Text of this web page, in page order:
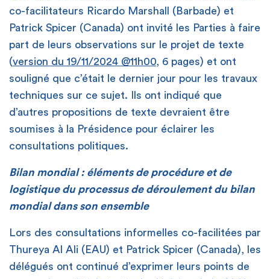
co-facilitateurs Ricardo Marshall (Barbade) et
Patrick Spicer (Canada) ont invité les Parties à faire
part de leurs observations sur le projet de texte
(version du 19/11/2024 @11h00 , 6 pages) et ont
souligné que c’était le dernier jour pour les travaux
techniques sur ce sujet. Ils ont indiqué que
d’autres propositions de texte devraient être
soumises à la Présidence pour éclairer les
consultations politiques.
Bilan mondial : éléments de procédure et de
logistique du processus de déroulement du bilan
mondial dans son ensemble
Lors des consultations informelles co-facilitées par
Thureya Al Ali (EAU) et Patrick Spicer (Canada), les
délégués ont continué d’exprimer leurs points de